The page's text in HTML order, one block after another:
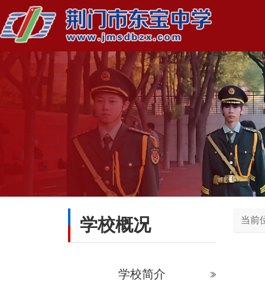
学校概况
学校简介
当前